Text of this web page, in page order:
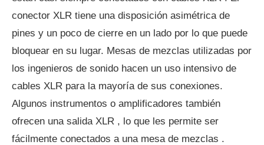
conector XLR tiene una disposición asimétrica de
pines y un poco de cierre en un lado por lo que puede
bloquear en su lugar. Mesas de mezclas utilizadas por
los ingenieros de sonido hacen un uso intensivo de
cables XLR para la mayoría de sus conexiones.
Algunos instrumentos o amplificadores también
ofrecen una salida XLR , lo que les permite ser
fácilmente conectados a una mesa de mezclas .